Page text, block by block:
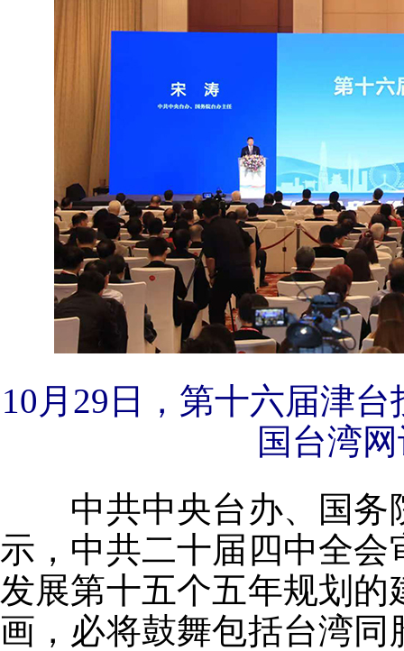
10月29日，第十六届津
国台湾
中共中央台办、国务
示，中共二十届四中全
发展第十五个五年规划
画，必将鼓舞包括台湾